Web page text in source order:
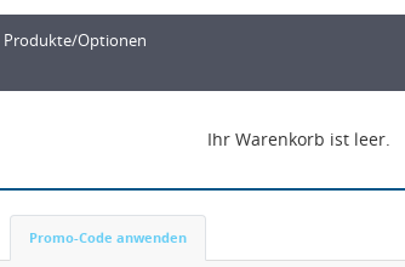
Produkte/Optionen
Ihr Warenkorb ist leer.
Promo-Code anwenden